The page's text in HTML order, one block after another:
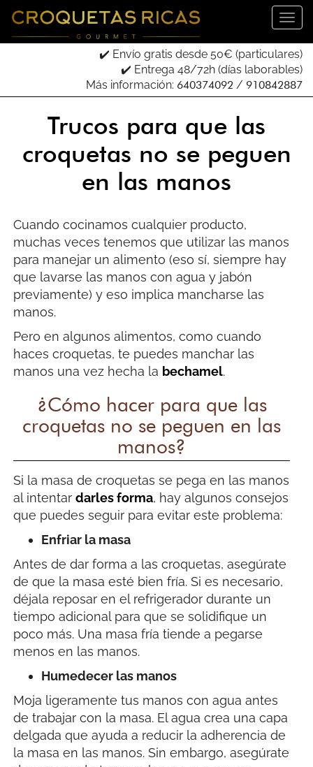
✔️ Envío gratis desde 50€ (particulares)
✔️ Entrega 48/72h (días laborables)
Más información: 640374092 / 910842887
Trucos para que las
croquetas no se peguen
en las manos
Cuando cocinamos cualquier producto,
muchas veces tenemos que utilizar las manos
para manejar un alimento (eso sí, siempre hay
que lavarse las manos con agua y jabón
previamente) y eso implica mancharse las
manos.
Pero en algunos alimentos, como cuando
haces croquetas, te puedes manchar las
manos una vez hecha la bechamel.
¿Cómo hacer para que las
croquetas no se peguen en las
manos?
Si la masa de croquetas se pega en las manos
al intentardarles forma, hay algunos consejos
que puedes seguir para evitar este problema:
Enfriar la masa
Antes de dar forma a las croquetas, asegúrate
de que la masa esté bien fría. Si es necesario,
déjala reposar en el refrigerador durante un
tiempo adicional para que se solidifique un
poco más. Una masa fría tiende a pegarse
menos en las manos.
Humedecer las manos
Moja ligeramente tus manos con agua antes
de trabajar con la masa. El agua crea una capa
delgada que ayuda a reducir la adherencia de
la masa en las manos. Sin embargo, asegúrate